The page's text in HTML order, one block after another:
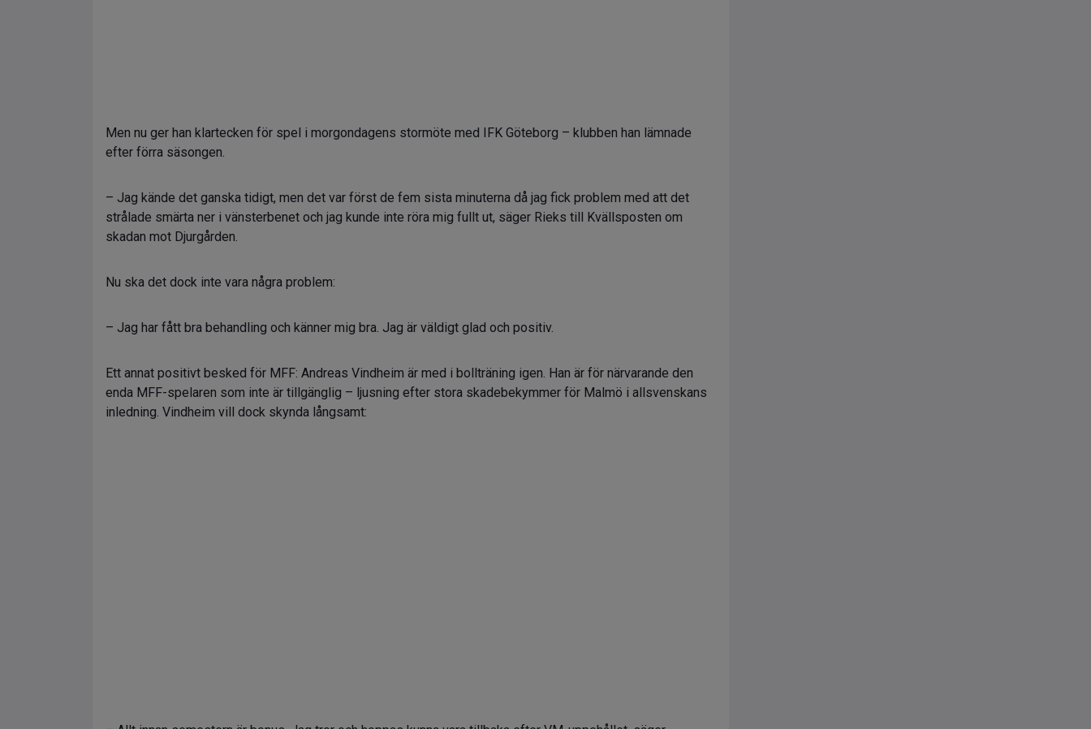
Men nu ger han klartecken för spel i morgondagens stormöte med IFK Göteborg – klubben han lämnade
efter förra säsongen.
– Jag kände det ganska tidigt, men det var först de fem sista minuterna då jag fick problem med att det
strålade smärta ner i vänsterbenet och jag kunde inte röra mig fullt ut, säger Rieks till Kvällsposten om
skadan mot Djurgården.
Nu ska det dock inte vara några problem:
– Jag har fått bra behandling och känner mig bra. Jag är väldigt glad och positiv.
Ett annat positivt besked för MFF: Andreas Vindheim är med i bollträning igen. Han är för närvarande den
enda MFF-spelaren som inte är tillgänglig – ljusning efter stora skadebekymmer för Malmö i allsvenskans
inledning. Vindheim vill dock skynda långsamt: